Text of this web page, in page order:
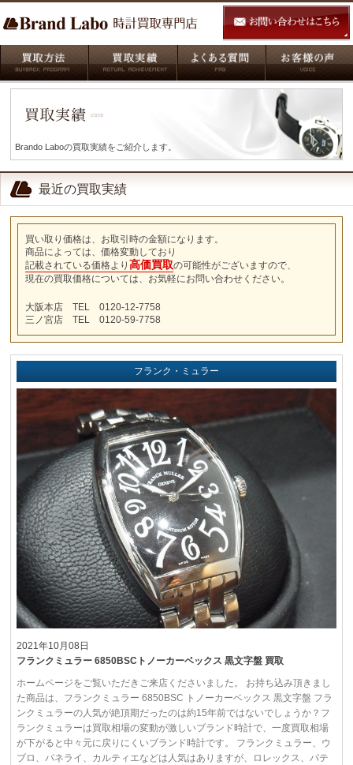
Brando Laboの買取実績をご紹介します。
最近の買取実績
買い取り価格は、お取引時の金額になります。
商品によっては、価格変動しており
記載されている価格より 高価買取の可能性がございますので、
現在の買取価格については、お気軽にお問い合わせください。
大阪本店 TEL 0120-12-7758
三ノ宮店 TEL 0120-59-7758
フランク・ミュラー
2021年10月08日
フランクミュラー 6850BSCトノーカーベックス 黒文字盤 買取
ホームページをご覧いただきご来店くださいました。 お持ち込み頂きまし
た商品は、フランクミュラー 6850BSC トノーカーベックス 黒文字盤 フラ
ンクミュラーの人気が絶頂期だったのは約15年前ではないでしょうか？フ
ランクミュラーは買取相場の変動が激しいブランド時計で、一度買取相場
が下がると中々元に戻りにくいブランド時計です。 フランクミュラー、ウ
ブロ、パネライ、カルティエなどは人気はありますが、ロレックス、パテ